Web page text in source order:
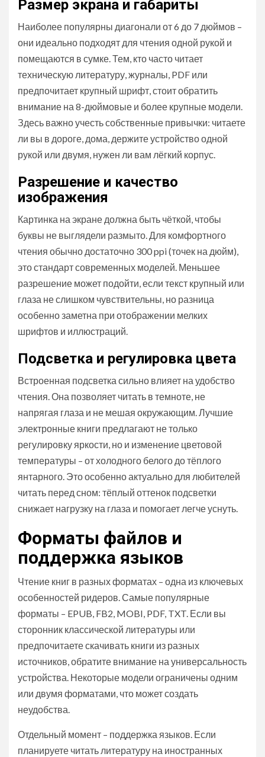
Размер экрана и габариты
Наиболее популярны диагонали от 6 до 7 дюймов –
они идеально подходят для чтения одной рукой и
помещаются в сумке. Тем, кто часто читает
техническую литературу, журналы, PDF или
предпочитает крупный шрифт, стоит обратить
внимание на 8-дюймовые и более крупные модели.
Здесь важно учесть собственные привычки: читаете
ли вы в дороге, дома, держите устройство одной
рукой или двумя, нужен ли вам лёгкий корпус.
Разрешение и качество
изображения
Картинка на экране должна быть чёткой, чтобы
буквы не выглядели размыто. Для комфортного
чтения обычно достаточно 300 ppi (точек на дюйм),
это стандарт современных моделей. Меньшее
разрешение может подойти, если текст крупный или
глаза не слишком чувствительны, но разница
особенно заметна при отображении мелких
шрифтов и иллюстраций.
Подсветка и регулировка цвета
Встроенная подсветка сильно влияет на удобство
чтения. Она позволяет читать в темноте, не
напрягая глаза и не мешая окружающим. Лучшие
электронные книги предлагают не только
регулировку яркости, но и изменение цветовой
температуры – от холодного белого до тёплого
янтарного. Это особенно актуально для любителей
читать перед сном: тёплый оттенок подсветки
снижает нагрузку на глаза и помогает легче уснуть.
Форматы файлов и
поддержка языков
Чтение книг в разных форматах – одна из ключевых
особенностей ридеров. Самые популярные
форматы – EPUB, FB2, MOBI, PDF, TXT. Если вы
сторонник классической литературы или
предпочитаете скачивать книги из разных
источников, обратите внимание на универсальность
устройства. Некоторые модели ограничены одним
или двумя форматами, что может создать
неудобства.
Отдельный момент – поддержка языков. Если
планируете читать литературу на иностранных